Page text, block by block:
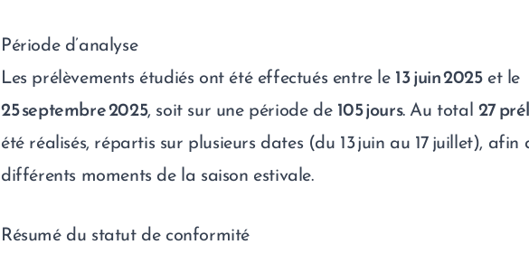
Période d’analyse
Les prélèvements étudiés ont été effectués entre le 13 juin 2025et le
25 septembre 2025, soit sur une période de 105 jours. Au total 27
été réalisés, répartis sur plusieurs dates (du 13 juin au 17 juillet), afin
différents moments de la saison estivale.
Résumé du statut de conformité